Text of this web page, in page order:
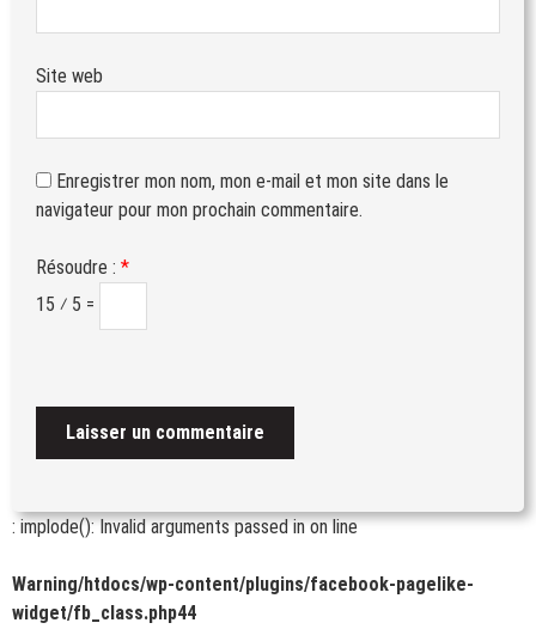
Site web
Enregistrer mon nom, mon e-mail et mon site dans le
navigateur pour mon prochain commentaire.
Résoudre : *
15 ⁄ 5 =
: implode(): Invalid arguments passed inon line
Warning/htdocs/wp-content/plugins/facebook-pagelike-
widget/fb_class.php44